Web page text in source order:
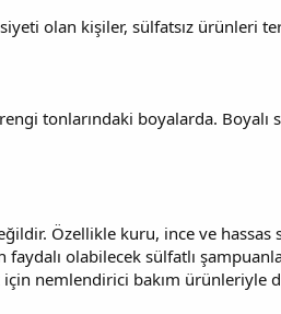
olan kişiler, sülfatsız ürünleri
tonlarındaki boyalarda. Boyalı
Özellikle kuru, ince ve hassas
olabilecek sülfatlı
için nemlendirici bakım ürünleriyle